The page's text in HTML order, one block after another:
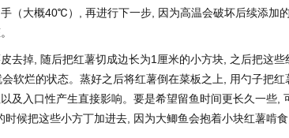
（大概40℃）, 再进行下一步, 因为高温会破坏后续添加
去掉, 随后把红薯切成边长为1厘米的小方块, 之后把这
软烂的状态。蒸好之后将红薯倒在菜板之上, 用勺子把
及入口性产生直接影响。要是希望留鱼时间更长久一些,
候把这些小方丁加进去, 因为大鲫鱼会抱着小块红薯啃食